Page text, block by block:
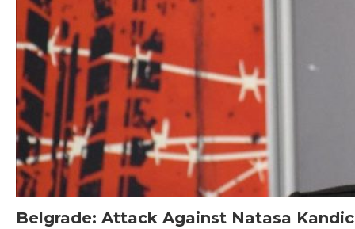
Belgrade: Attack Against Natasa